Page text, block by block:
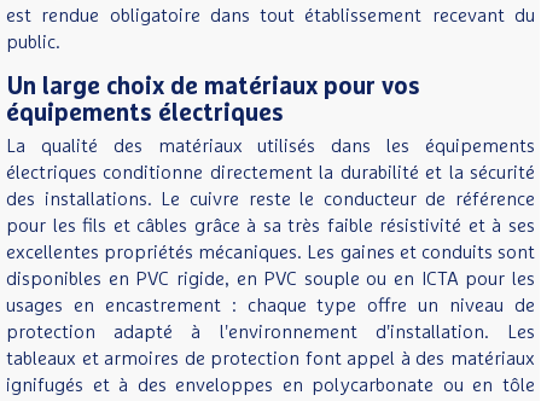
est rendue obligatoire dans tout établissement recevant du
public.
Un large choix de matériaux pour vos
équipements électriques
La qualité des matériaux utilisés dans les équipements
électriques conditionne directement la durabilité et la sécurité
des installations. Le cuivre reste le conducteur de référence
pour les fils et câbles grâce à sa très faible résistivité et à ses
excellentes propriétés mécaniques. Les gaines et conduits sont
disponibles en PVC rigide, en PVC souple ou en ICTA pour les
usages en encastrement : chaque type offre un niveau de
protection adapté à l'environnement d'installation. Les
tableaux et armoires de protection font appel à des matériaux
ignifugés et à des enveloppes en polycarbonate ou en tôle